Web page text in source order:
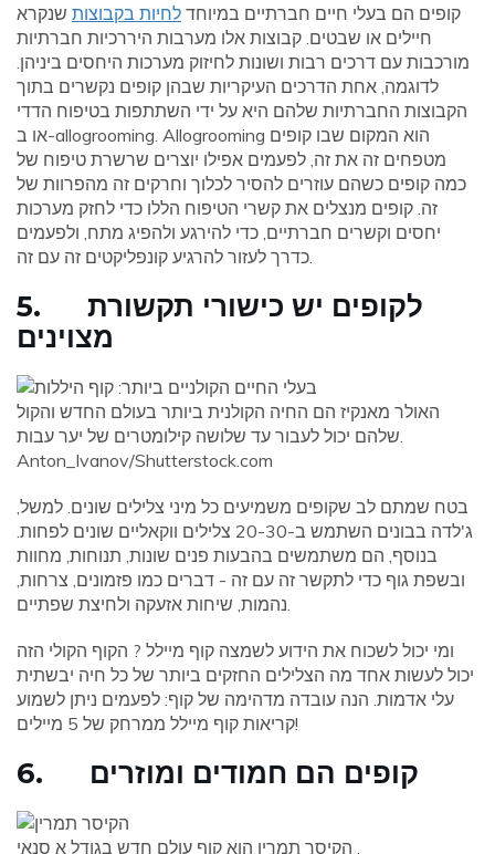
קופים הם בעלי חיים חברתיים במיוחד לחיות בקבוצות שנקרא
חיילים או שבטים. קבוצות אלו מערבות היררכיות חברתיות
מורכבות עם דרכים רבות ושונות לחיזוק מערכות היחסים ביניהן.
לדוגמה, אחת הדרכים העיקריות שבהן קופים נקשרים בתוך
הקבוצות החברתיות שלהם היא על ידי השתתפות בטיפוח הדדי
או ב-allogrooming. Allogrooming הוא המקום שבו קופים
מטפחים זה את זה, לפעמים אפילו יוצרים שרשרת טיפוח של
כמה קופים כשהם עוזרים להסיר לכלוך וחרקים זה מהפרוות של
זה. קופים מנצלים את קשרי הטיפוח הללו כדי לחזק מערכות
יחסים וקשרים חברתיים, כדי להירגע ולהפיג מתח, ולפעמים
5. לקופים יש כישורי תקשורת
מצוינים
האולר מאנקיז הם החיה הקולנית ביותר בעולם החדש והקול
Anton_Ivanov/Shutterstock.com
בטח שמתם לב שקופים משמיעים כל מיני צלילים שונים. למשל,
ג'לדה בבונים השתמש ב-20-30 צלילים ווקאליים שונים לפחות.
בנוסף, הם משתמשים בהבעות פנים שונות, תנוחות, מחוות
ובשפת גוף כדי לתקשר זה עם זה - דברים כמו פזמונים, צרחות,
ומי יכול לשכוח את הידוע לשמצה קוף מיילל ? הקוף הקולי הזה
יכול לעשות אחד מה הצלילים החזקים ביותר של כל חיה יבשתית
עלי אדמות. הנה עובדה מדהימה של קוף: לפעמים ניתן לשמוע
קריאות קוף מיילל ממרחק של 5 מיילים!
6. קופים הם חמודים ומוזרים